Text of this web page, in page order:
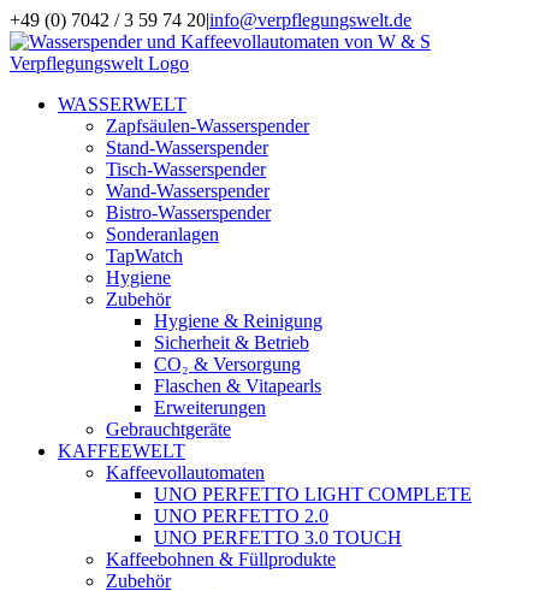
Zum
Inhalt
springen
+49 (0) 7042 / 3 59 74 20|info@verpflegungswelt.de
Facebook
LinkedIn
Xing
Instagram
WASSERWELT
Zapfsäulen-Wasserspender
Stand-Wasserspender
Tisch-Wasserspender
Wand-Wasserspender
Bistro-Wasserspender
Sonderanlagen
TapWatch
Hygiene
Zubehör
Hygiene & Reinigung
Sicherheit & Betrieb
CO₂ & Versorgung
Flaschen & Vitapearls
Erweiterungen
Gebrauchtgeräte
KAFFEEWELT
Kaffeevollautomaten
UNO PERFETTO LIGHT COMPLETE
UNO PERFETTO 2.0
UNO PERFETTO 3.0 TOUCH
Kaffeebohnen & Füllprodukte
Zubehör